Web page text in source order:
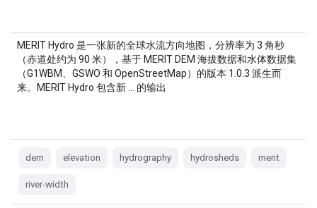
MERIT Hydro 是一张新的全球水流方向地图，分辨率为 3 角秒
（赤道处约为 90 米），基于 MERIT DEM 海拔数据和水体数据集
（G1WBM、GSWO 和 OpenStreetMap）的版本 1.0.3 派生而
来。MERIT Hydro 包含新 … 的输出
dem elevation hydrography hydrosheds merit
river-width